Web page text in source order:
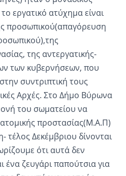
εργατικό ατύχημα είναι
προσωπικού(απαγόρευση
της αντεργατικής-
των κυβερνήσεων, που
συντριπτική τους
Αρχές. Στο Δήμο Βύρωνα
του σωματείου να
προστασίας(Μ.Α.Π)
τέλος Δεκέμβριου δίνονται
ότι αυτά δεν
ζευγάρι παπούτσια για